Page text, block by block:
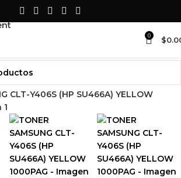
0 $
agrandar
PARA TU SET UP